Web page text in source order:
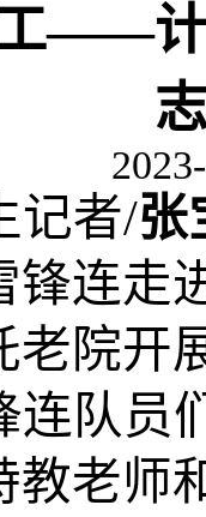
——
记者/张
锋连走
老院开
连队员
教老师